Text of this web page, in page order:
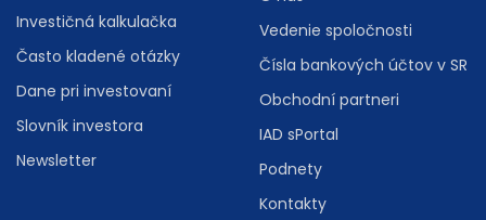
Investičná kalkulačka
Často kladené otázky
Dane pri investovaní
Slovník investora
Newsletter
Vedenie spoločnosti
Čísla bankových účtov v SR
Obchodní partneri
IAD sPortal
Podnety
Kontakty